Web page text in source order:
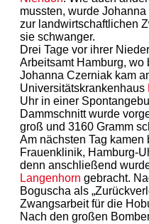
mussten, wurde
zur landwirtschaftlichen
sie schwanger.
Drei Tage vor ihrer
Arbeitsamt Hamburg, wo
Johanna Czerniak kam
Universitätskrankenhaus
Uhr in einer
Dammschnitt wurde
groß und 3160 Gramm
Am nächsten Tag kamen
Frauenklinik, Hamburg-
denn anschließend
Langenhorn gebracht.
Boguscha als
Zwangsarbeit für die
Nach den großen